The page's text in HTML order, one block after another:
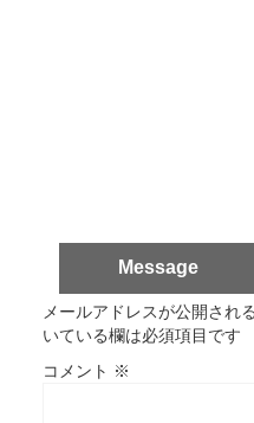
Message
メールアドレスが公開され
いている欄は必須項目です
コメント ※